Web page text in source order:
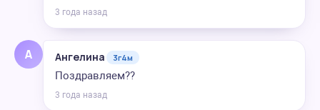
3 года назад
А Ангелина 3г4м
Поздравляем??
3 года назад